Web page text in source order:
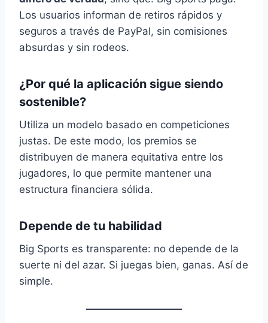
Los usuarios informan de retiros rápidos y
seguros a través de PayPal, sin comisiones
absurdas y sin rodeos.
¿Por qué la aplicación sigue siendo
sostenible?
Utiliza un modelo basado en competiciones
justas. De este modo, los premios se
distribuyen de manera equitativa entre los
jugadores, lo que permite mantener una
estructura financiera sólida.
Depende de tu habilidad
Big Sports es transparente: no depende de la
suerte ni del azar. Si juegas bien, ganas. Así de
simple.